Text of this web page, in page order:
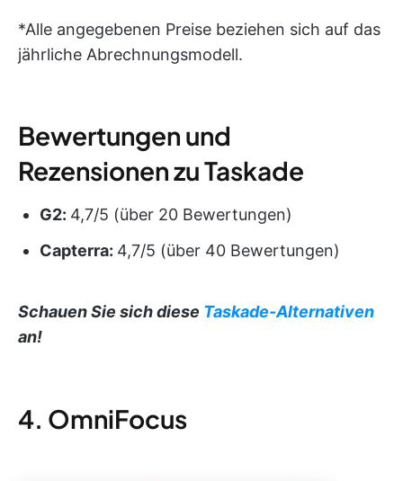
*Alle angegebenen Preise beziehen sich auf das
jährliche Abrechnungsmodell.
Bewertungen und
Rezensionen zu Taskade
G2: 4,7/5 (über 20 Bewertungen)
Capterra: 4,7/5 (über 40 Bewertungen)
Schauen Sie sich diese Taskade-Alternativen
an!
4. OmniFocus